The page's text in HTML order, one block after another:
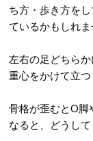
ち方・歩き方を
ているかもしれま
左右の足どちら
重心をかけて立つ
骨格が歪むとO脚
なると、どうして